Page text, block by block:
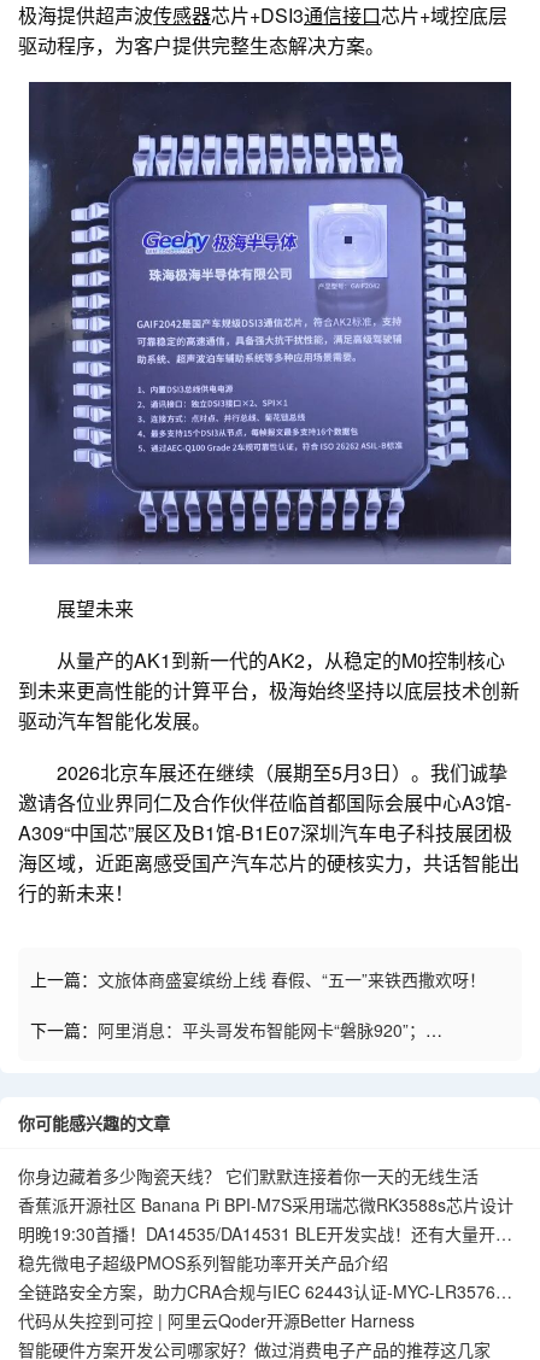
极海提供超声波传感器芯片+DSI3通信接口芯片+域控底层
驱动程序，为客户提供完整生态解决方案。
展望未来
从量产的AK1到新一代的AK2，从稳定的M0控制核心
到未来更高性能的计算平台，极海始终坚持以底层技术创新
驱动汽车智能化发展。
2026北京车展还在继续（展期至5月3日）。我们诚挚
邀请各位业界同仁及合作伙伴莅临首都国际会展中心A3馆-
A309“中国芯”展区及B1馆-B1E07深圳汽车电子科技展团极
海区域，近距离感受国产汽车芯片的硬核实力，共话智能出
行的新未来！
上一篇： 文旅体商盛宴缤纷上线 春假、“五一”来铁西撒欢呀！
下一篇： 阿里消息：平头哥发布智能网卡“磐脉920”；
你可能感兴趣的文章
你身边藏着多少陶瓷天线？ 它们默默连接着你一天的无线生活
香蕉派开源社区 Banana Pi BPI-M7S采用瑞芯微RK3588s芯片设计
明晚19:30首播！DA14535/DA14531 BLE开发实战！还有大量开发
板周边等你来拿！
稳先微电子超级PMOS系列智能功率开关产品介绍
全链路安全方案，助力CRA合规与IEC 62443认证-MYC-LR3576核
心板
代码从失控到可控 | 阿里云Qoder开源Better Harness
智能硬件方案开发公司哪家好？做过消费电子产品的推荐这几家